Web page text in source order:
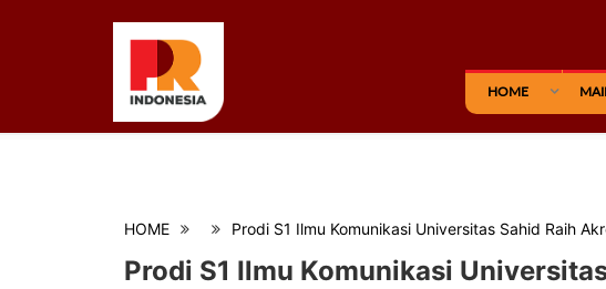
HOME
HOME Prodi S1 Ilmu Komunikasi Universitas Sahid Raih
Prodi S1 Ilmu Komunikasi